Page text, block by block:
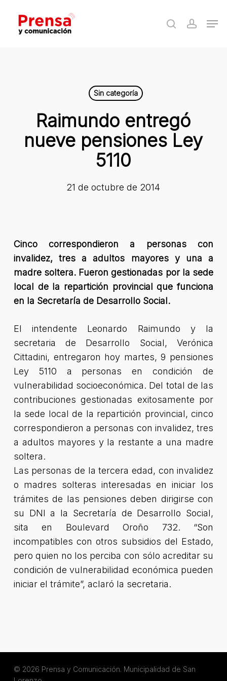
main
search
Sin categoría
Raimundo entregó
nueve pensiones Ley
5110
21 de octubre de 2014
Cinco correspondieron a personas con
invalidez, tres a adultos mayores y una a
madre soltera. Fueron gestionadas por la sede
local de la repartición provincial que funciona
en la Secretaría de Desarrollo Social.
El intendente Leonardo Raimundo y la
secretaria de Desarrollo Social, Verónica
Cittadini, entregaron hoy martes, 9 pensiones
Ley 5110 a personas en condición de
vulnerabilidad socioeconómica. Del total de las
contribuciones gestionadas exitosamente por
la sede local de la repartición provincial, cinco
correspondieron a personas con invalidez, tres
a adultos mayores y la restante a una madre
soltera.
Las personas de la tercera edad, con invalidez
o madres solteras interesadas en iniciar los
trámites de las pensiones deben dirigirse con
su DNI a la Secretaría de Desarrollo Social,
sita en Boulevard Oroño 732. “Son
incompatibles con otros subsidios del Estado,
pero quien no los perciba con sólo acreditar su
condición de vulnerabilidad económica pueden
iniciar el trámite”, aclaró la secretaria.
© 2026 Prensa y Comunicación. Municipalidad de San